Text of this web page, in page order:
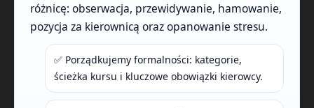
różnicę: obserwacja, przewidywanie, hamowanie,
pozycja za kierownicą oraz opanowanie stresu.
✅ Porządkujemy formalności: kategorie,
ścieżka kursu i kluczowe obowiązki kierowcy.